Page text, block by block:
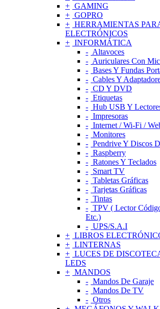
GAMING
GOPRO
HERRAMIENTAS
ELECTRÓNICOS
INFORMÁTICA
Altavoces
Auriculares Con
Bases Y Fundas
Cables Y
CD Y DVD
Etiquetas
Hub USB Y
Impresoras
Internet / Wi-Fi /
Monitores
Pendrive Y Discos
Raspberry
Ratones Y Teclados
Smart TV
Tabletas Gráficas
Tarjetas Gráficas
Tintas
TPV ( Lector
Etc.)
UPS/S.A.I
LIBROS
LINTERNAS
LUCES DE
LEDS
MANDOS
Mandos De Garaje
Mandos De TV
Otros